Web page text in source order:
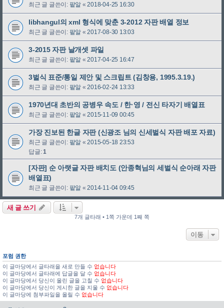
최근 글 글쓴이: 팥알 «2018-04-25 16:30
libhangul의 xml 형식에 맞춘 3-2012 자판 배열 정보
최근 글 글쓴이: 팥알 «2017-08-30 13:03
3-2015 자판 날개셋 파일
최근 글 글쓴이: 팥알 «2017-04-25 16:47
3벌식 표준/통일 제안 및 스크립트 (김창용, 1995.3.19.)
최근 글 글쓴이: 팥알 «2016-02-24 13:33
1970년대 초반의 공병우 속도 / 한·영 / 전신 타자기 배열표
최근 글 글쓴이: 팥알 «2015-11-09 00:45
가장 진보된 한글 자판 (신광조 님의 신세벌식 자판 배포 자료)
최근 글 글쓴이: 팥알 «2015-05-18 23:53
답글:1
[자판] 순 아랫글 자판 배치도 (안종혁님의 세벌식 순아래 자판
배열표)
최근 글 글쓴이: 팥알 «2014-11-04 09:45
새 글 쓰기
7개 글타래 • 1쪽 가운데 1째 쪽
이동
포럼 권한
이 글마당에서 글타래을 새로 만들 수 없습니다
이 글마당에서 글타래에 답글을 달 수 없습니다
이 글마당에서 당신이 올린 글을 고칠 수 없습니다
이 글마당에서 당신이 게시한 글을 지울 수 없습니다
이 글마당에 첨부파일을 올릴 수 없습니다